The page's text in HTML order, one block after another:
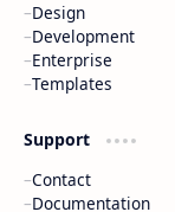
Design
Development
Enterprise
Templates
Support
Contact
Documentation